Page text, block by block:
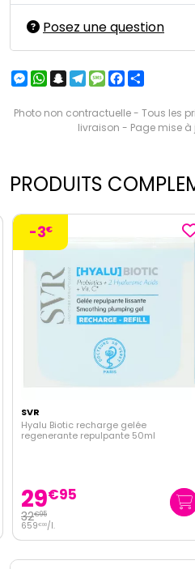
Posez une question
Messenger
WhatsApp
Snapchat
Telegram
MessageFacebook
Photo non contractuelle - Tous les
livraison - Page mise
PRODUITS
-3€
SVR
Hyalu Biotic recharge gelée
regenerante repulpante 50ml
29€95
32€95
659€00/l.